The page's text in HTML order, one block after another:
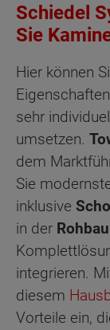
Schiedel
Sie
Hier können
sehr
umsetzen.
dem
Sie
inklusive
in der
integrieren.
diesem
Vorteile ein,